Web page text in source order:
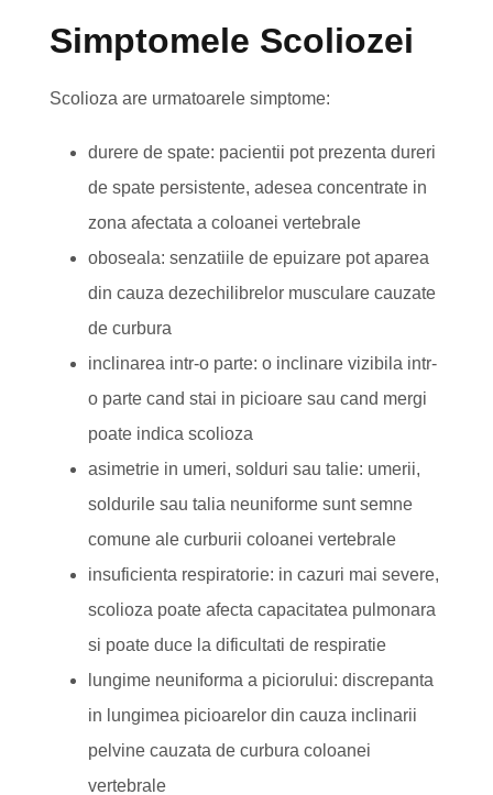
Simptomele Scoliozei
Scolioza are urmatoarele simptome:
durere de spate: pacientii pot prezenta dureri
de spate persistente, adesea concentrate in
zona afectata a coloanei vertebrale
oboseala: senzatiile de epuizare pot aparea
din cauza dezechilibrelor musculare cauzate
de curbura
inclinarea intr-o parte: o inclinare vizibila intr-
o parte cand stai in picioare sau cand mergi
poate indica scolioza
asimetrie in umeri, solduri sau talie: umerii,
soldurile sau talia neuniforme sunt semne
comune ale curburii coloanei vertebrale
insuficienta respiratorie: in cazuri mai severe,
scolioza poate afecta capacitatea pulmonara
si poate duce la dificultati de respiratie
lungime neuniforma a piciorului: discrepanta
in lungimea picioarelor din cauza inclinarii
pelvine cauzata de curbura coloanei
vertebrale